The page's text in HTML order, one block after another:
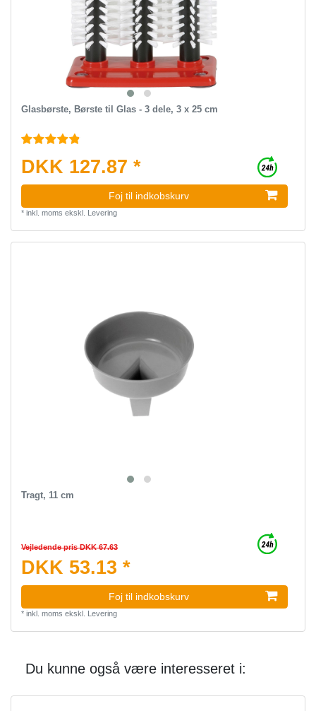
Glasbørste, Børste til Glas - 3 dele, 3 x 25 cm
DKK 127.87 *
Foj til indkobskurv
* inkl. moms ekskl. Levering
Tragt, 11 cm
Vejledende pris DKK 67.63
DKK 53.13 *
Foj til indkobskurv
* inkl. moms ekskl. Levering
Du kunne også være interesseret i: